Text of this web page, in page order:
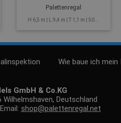
Palettenregal
H 6,5 m | L 9,4 m | T 1,1 m | 50...
Wie baue ich
GmbH & Co.KG
Wilhelmshaven, Deutschland
shop@palettenregal.net